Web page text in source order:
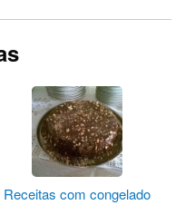
Receitas com congelado